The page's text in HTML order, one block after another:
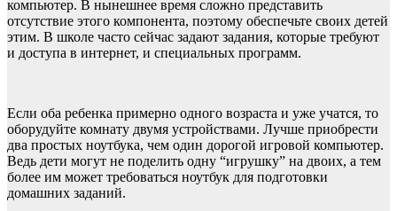
компьютер. В нынешнее время сложно представить
отсутствие этого компонента, поэтому обеспечьте своих детей
этим. В школе часто сейчас задают задания, которые требуют
и доступа в интернет, и специальных программ.
Если оба ребенка примерно одного возраста и уже учатся, то
оборудуйте комнату двумя устройствами. Лучше приобрести
два простых ноутбука, чем один дорогой игровой компьютер.
Ведь дети могут не поделить одну “игрушку” на двоих, а тем
более им может требоваться ноутбук для подготовки
домашних заданий.